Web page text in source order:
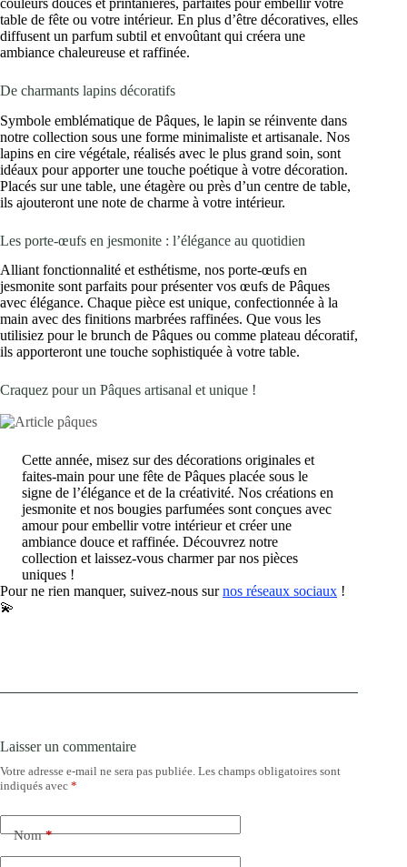
table de fête ou votre intérieur. En plus d’être décoratives, elles
diffusent un parfum subtil et envoûtant qui créera une
ambiance chaleureuse et raffinée.
De charmants lapins décoratifs
Symbole emblématique de Pâques, le lapin se réinvente dans
notre collection sous une forme minimaliste et artisanale. Nos
lapins en cire végétale, réalisés avec le plus grand soin, sont
idéaux pour apporter une touche poétique à votre décoration.
Placés sur une table, une étagère ou près d’un centre de table,
ils ajouteront une note de charme à votre intérieur.
Les porte-œufs en jesmonite : l’élégance au quotidien
Alliant fonctionnalité et esthétisme, nos porte-œufs en
jesmonite sont parfaits pour présenter vos œufs de Pâques
avec élégance. Chaque pièce est unique, confectionnée à la
main avec des finitions marbrées raffinées. Que vous les
utilisiez pour le brunch de Pâques ou comme plateau décoratif,
ils apporteront une touche sophistiquée à votre table.
Craquez pour un Pâques artisanal et unique !
Cette année, misez sur des décorations originales et
faites-main pour une fête de Pâques placée sous le
signe de l’élégance et de la créativité. Nos créations en
jesmonite et nos bougies parfumées sont conçues avec
amour pour embellir votre intérieur et créer une
ambiance douce et raffinée. Découvrez notre
collection et laissez-vous charmer par nos pièces
uniques !
Pour ne rien manquer, suivez-nous surnos réseaux sociaux !
💫
Laisser un commentaire
Votre adresse e-mail ne sera pas publiée. Les champs obligatoires sont
indiqués avec *
Nom*